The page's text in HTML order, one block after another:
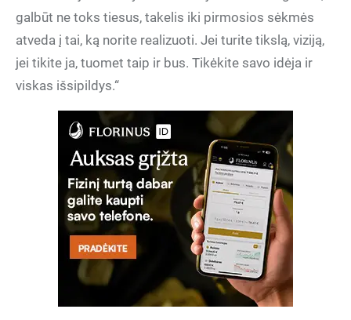
galbūt ne toks tiesus, takelis iki pirmosios sėkmės
atveda į tai, ką norite realizuoti. Jei turite tikslą, viziją,
jei tikite ja, tuomet taip ir bus. Tikėkite savo idėja ir
viskas išsipildys.“